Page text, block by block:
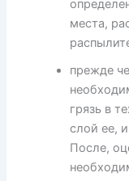
места,
прежде
грязь в
слой ее,
После,